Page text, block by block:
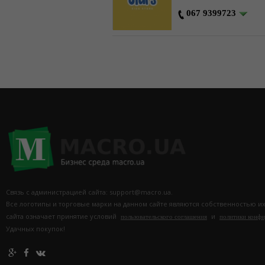
067 9399723
Связь с администрацией сайта: support@macro.ua.
Все логотипы и торговые марки на данном сайте являются собственностью
сайта означает принятие условий
пользовательского соглашения и политики
Удачных покупок!